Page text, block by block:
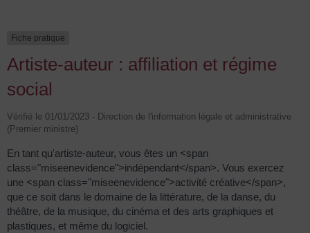
Fiche pratique
Artiste-auteur : affiliation et régime
social
Vérifié le 01/01/2023 - Direction de l'information légale et administrative
(Premier ministre)
En tant qu'artiste-auteur, vous êtes un <span
class="miseenevidence">indépendant</span>. Vous exercez
une <span class="miseenevidence">activité créative</span>,
que ce soit dans le domaine de la littérature, de la danse, du
théâtre, de la musique, du cinéma et des arts graphiques et
plastiques, et même du logiciel.